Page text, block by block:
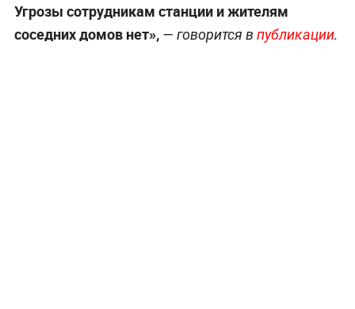
Угрозы сотрудникам станции и жителям
соседних домов нет», — говорится в публикации.